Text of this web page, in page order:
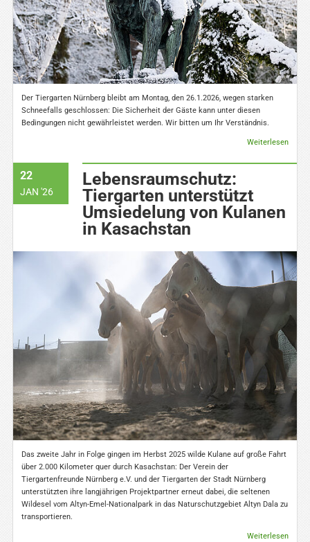
Der Tiergarten Nürnberg bleibt am Montag, den 26.1.2026, wegen starken
Schneefalls geschlossen: Die Sicherheit der Gäste kann unter diesen
Bedingungen nicht gewährleistet werden. Wir bitten um Ihr Verständnis.
Weiterlesen
22
JAN '26
Lebensraumschutz:
Tiergarten unterstützt
Umsiedelung von Kulanen
in Kasachstan
Das zweite Jahr in Folge gingen im Herbst 2025 wilde Kulane auf große Fahrt
über 2.000 Kilometer quer durch Kasachstan: Der Verein der
Tiergartenfreunde Nürnberg e.V. und der Tiergarten der Stadt Nürnberg
unterstützten ihre langjährigen Projektpartner erneut dabei, die seltenen
Wildesel vom Altyn-Emel-Nationalpark in das Naturschutzgebiet Altyn Dala zu
transportieren.
Weiterlesen